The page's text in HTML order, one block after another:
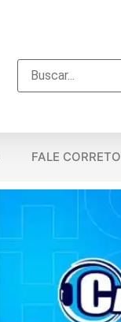
FALE CORRETO